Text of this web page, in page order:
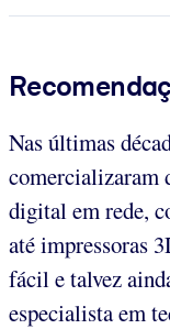
Nas últimas
comercializaram
digital em rede,
até impressoras
fácil e talvez
especialista em